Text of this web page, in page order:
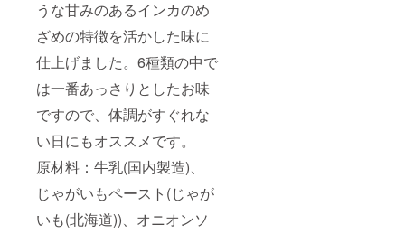
うな甘みのあるインカのめ
ざめの特徴を活かした味に
仕上げました。6種類の中で
は一番あっさりとしたお味
ですので、体調がすぐれな
い日にもオススメです。
原材料：牛乳(国内製造)、
じゃがいもペースト(じゃが
いも(北海道))、オニオンソ